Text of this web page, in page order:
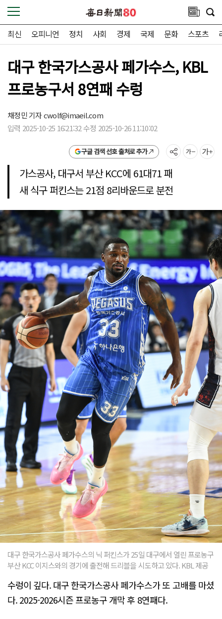
최신 오피니언 정치 사회 경제 국제 문화 스포츠
대구 한국가스공사 페가수스, KBL
프로농구서 8연패 수렁
채정민 기자cwolf@imaeil.com
입력 2025-10-25 16:21:32 수정 2025-10-26 11:10:02
구글 검색 선호 출처로 추가
가스공사, 대구서 부산 KCC에 61대71 패
새 식구 퍼킨스는 21점 8리바운드로 분전
대구 한국가스공사 페가수스의 닉 퍼킨스가 25일 대구에서 열린 프로농구
부산 KCC 이지스와의 경기에 출전해 드리블을 시도하고 있다. KBL 제공
수렁이 깊다. 대구 한국가스공사 페가수스가 또 고배를 마셨
다. 2025-2026시즌 프로농구 개막 후 8연패다.